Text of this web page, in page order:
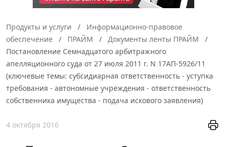
Продукты и услуги
Информационно-правовое
обеспечение
ПРАЙМ
Документы ленты ПРАЙМ
Постановление Семнадцатого арбитражного
апелляционного суда от 27 июля 2011 г. N 17АП-5926/11
(ключевые темы: субсидиарная ответственность - уступка
требования - автономные учреждения - ответственность
собственника имущества - подача искового заявления)
4 октября 2016